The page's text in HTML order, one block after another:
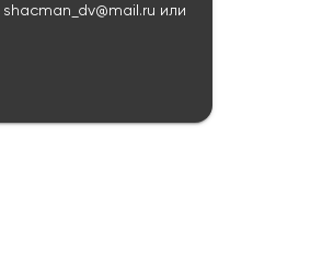
shacman_dv@mail.ru или